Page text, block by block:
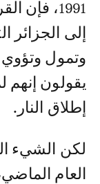
إلى الجزائر
وتمول وتؤوي
يقولون إنهم
إطلاق النار.
لكن الشيء
العام